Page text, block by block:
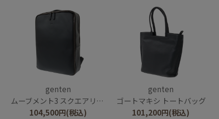
genten
ムーブメント3 スクエアリュック
104,500円(税込)
genten
ゴートマキシ トートバッグ
101,200円(税込)